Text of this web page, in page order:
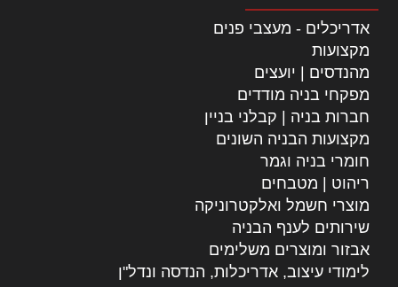
אדריכלים - מעצבי פנים
מקצועות
מהנדסים | יועצים
מפקחי בניה מודדים
חברות בניה | קבלני בניין
מקצועות הבניה השונים
חומרי בניה וגמר
ריהוט | מטבחים
מוצרי חשמל ואלקטרוניקה
שירותים לענף הבניה
אבזור ומוצרים משלימים
לימודי עיצוב, אדריכלות, הנדסה ונדל"ן